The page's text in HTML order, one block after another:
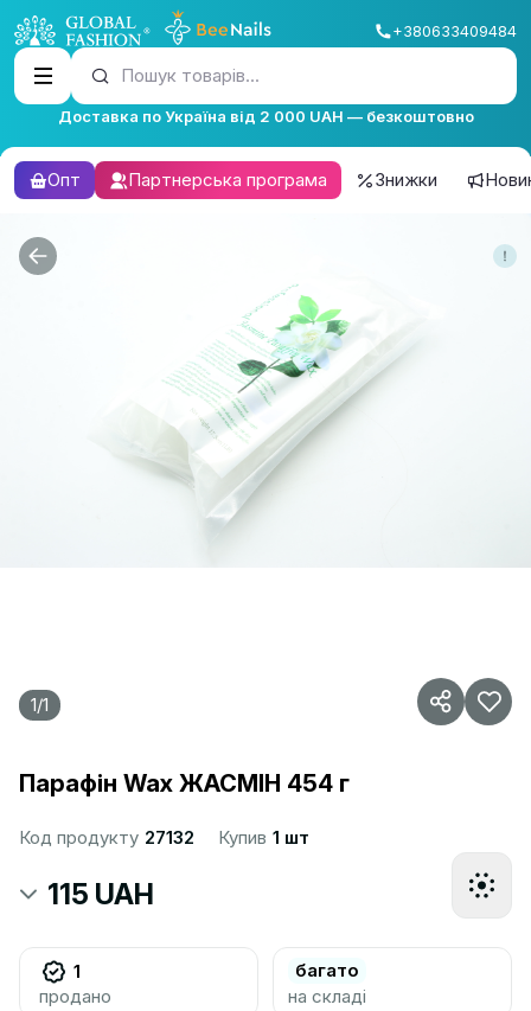
+380633409484
Пошук товарів...
Доставка по Україна від 2 000 UAH — безкоштовно
Опт Партнерська програма Знижки
1/1
Парафін Wax ЖАСМІН 454 г
Код продукту 27132 Купив 1 шт
115 UAH
1
продано
багато
на складі